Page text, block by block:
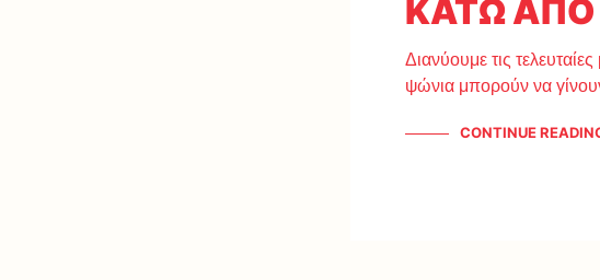
ΚΑΤΩ ΑΠΟ
Διανύουμε τις
ψώνια μπορούν να
CONTINUE